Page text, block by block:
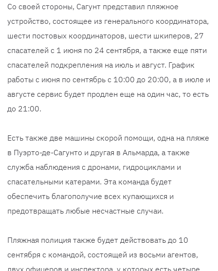
Со своей стороны, Сагунт представил пляжное
устройство, состоящее из генерального координатора,
шести постовых координаторов, шести шкиперов, 27
спасателей с 1 июня по 24 сентября, а также еще пяти
спасателей подкрепления на июль и август. График
работы с июня по сентябрь с 10:00 до 20:00, а в июле и
августе сервис будет продлен еще на один час, то есть
до 21:00.
Есть также две машины скорой помощи, одна на пляже
в Пуэрто-де-Сагунто и другая в Альмарда, а также
служба наблюдения с дронами, гидроциклами и
спасательными катерами. Эта команда будет
обеспечить благополучие всех купающихся и
предотвращать любые несчастные случаи.
Пляжная полиция также будет действовать до 10
сентября с командой, состоящей из восьми агентов,